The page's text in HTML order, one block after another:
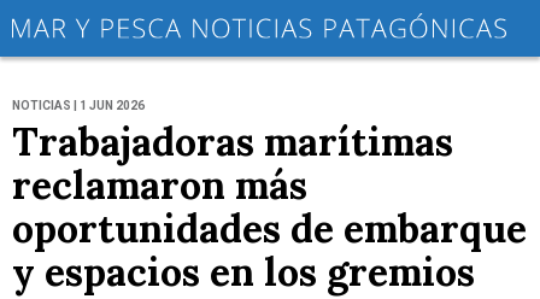
NOTICIAS | 1 JUN 2026
Trabajadoras marítimas
reclamaron más
oportunidades de embarque
y espacios en los gremios